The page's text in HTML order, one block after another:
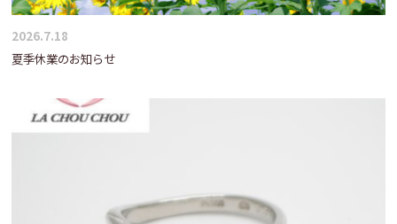
2026.7.18
夏季休業のお知らせ